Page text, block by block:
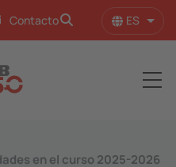
Contacto ES
en el curso 2025-2026